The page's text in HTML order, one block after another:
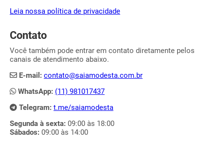
Leia nossa política de privacidade
Contato
Você também pode entrar em contato diretamente pelos
canais de atendimento abaixo.
E-mail: contato@saiamodesta.com.br
WhatsApp: (11) 981017437
Telegram: t.me/saiamodesta
Segunda à sexta: 09:00 às 18:00
Sábados: 09:00 às 14:00